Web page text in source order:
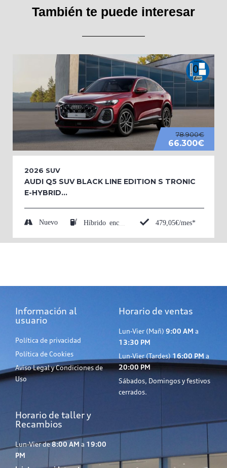
También te puede interesar
78.900€
66.300€
2026 SUV
AUDI Q5 SUV BLACK LINE EDITION S TRONIC
E-HYBRID...
Nuevo 479,05€/mes*
Información al
usuario
Política de privacidad
Política de Cookies
Aviso Legal y Condiciones de
Uso
Horario de ventas
Lun-Vier (Mañ) 9:00 AM a
13:30 PM
Lun-Vier (Tardes)16:00 PM a
20:00 PM
Sábados, Domingos y festivos
cerrados.
Horario de taller y
Recambios
Lun-Vier de8:00 AM a 19:00
PM